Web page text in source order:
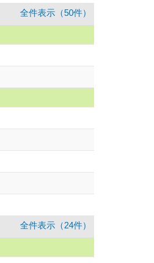
全件表示（50件）
全件表示（24件）